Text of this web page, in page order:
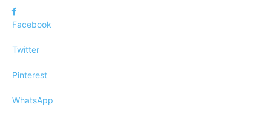
Facebook
Twitter
Pinterest
WhatsApp